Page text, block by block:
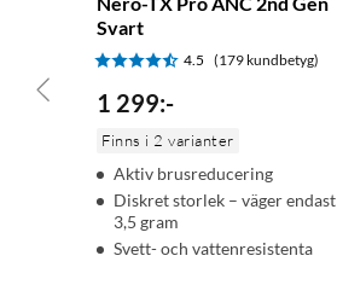
Svart
4.5 (179 kundbetyg)
1 299:-
Finns i 2 varianter
Aktiv brusreducering
Diskret storlek – väger endast
3,5 gram
Svett- och vattenresistenta